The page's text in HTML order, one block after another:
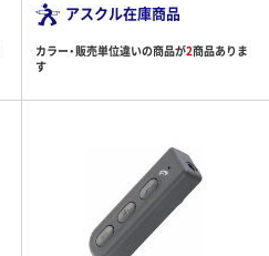
アスクル在庫商品
カラー・販売単位違いの商品が2商品ありま
す